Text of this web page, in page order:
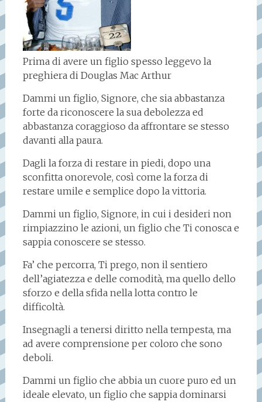
Prima di avere un figlio spesso leggevo la
preghiera di Douglas Mac Arthur
Dammi un figlio, Signore, che sia abbastanza
forte da riconoscere la sua debolezza ed
abbastanza coraggioso da affrontare se stesso
davanti alla paura.
Dagli la forza di restare in piedi, dopo una
sconfitta onorevole, così come la forza di
restare umile e semplice dopo la vittoria.
Dammi un figlio, Signore, in cui i desideri non
rimpiazzino le azioni, un figlio che Ti conosca e
sappia conoscere se stesso.
Fa’ che percorra, Ti prego, non il sentiero
dell’agiatezza e delle comodità, ma quello dello
sforzo e della sfida nella lotta contro le
difficoltà.
Insegnagli a tenersi diritto nella tempesta, ma
ad avere comprensione per coloro che sono
deboli.
Dammi un figlio che abbia un cuore puro ed un
ideale elevato, un figlio che sappia dominarsi